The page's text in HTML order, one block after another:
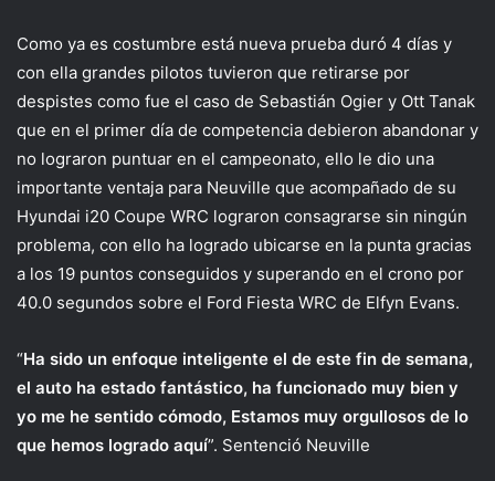
Como ya es costumbre está nueva prueba duró 4 días y
con ella grandes pilotos tuvieron que retirarse por
despistes como fue el caso de Sebastián Ogier y Ott Tanak
que en el primer día de competencia debieron abandonar y
no lograron puntuar en el campeonato, ello le dio una
importante ventaja para Neuville que acompañado de su
Hyundai i20 Coupe WRC lograron consagrarse sin ningún
problema, con ello ha logrado ubicarse en la punta gracias
a los 19 puntos conseguidos y superando en el crono por
40.0 segundos sobre el Ford Fiesta WRC de Elfyn Evans.
“Ha sido un enfoque inteligente el de este fin de semana,
el auto ha estado fantástico, ha funcionado muy bien y
yo me he sentido cómodo, Estamos muy orgullosos de lo
que hemos logrado aquí”. Sentenció Neuville